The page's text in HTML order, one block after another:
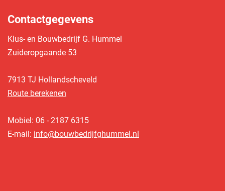
Contactgegevens
Klus- en Bouwbedrijf G. Hummel
Zuideropgaande 53
7913 TJ Hollandscheveld
Route berekenen
Mobiel: 06 - 2187 6315
E-mail: info@bouwbedrijfghummel.nl